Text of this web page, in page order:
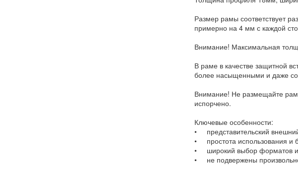
Размер рамы соответствует
примерно на 4 мм с каждой
Внимание! Максимальная
В раме в качестве защитной
более насыщенными и даже со
Внимание! Не размещайте
испорчено.
Ключевые особенности:
• представительский
• простота использования и
• широкий выбор форматов и
• не подвержены